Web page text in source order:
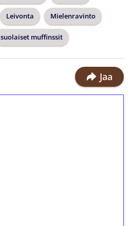
Leivonta Mielenravinto
suolaiset muffinssit
Jaa